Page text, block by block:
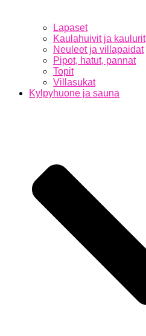
Lapaset
Kaulahuivit ja kaulurit
Neuleet ja villapaidat
Pipot, hatut, pannat
Topit
Villasukat
Kylpyhuone ja sauna